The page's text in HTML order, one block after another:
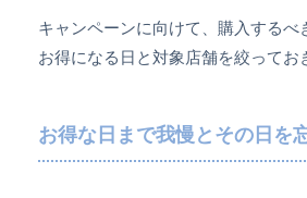
キャンペーンに向けて、購入するべ
お得になる日と対象店舗を絞ってお
お得な日まで我慢とその日を